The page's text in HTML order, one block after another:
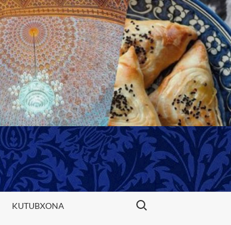
KUTUBXONA
Search for: